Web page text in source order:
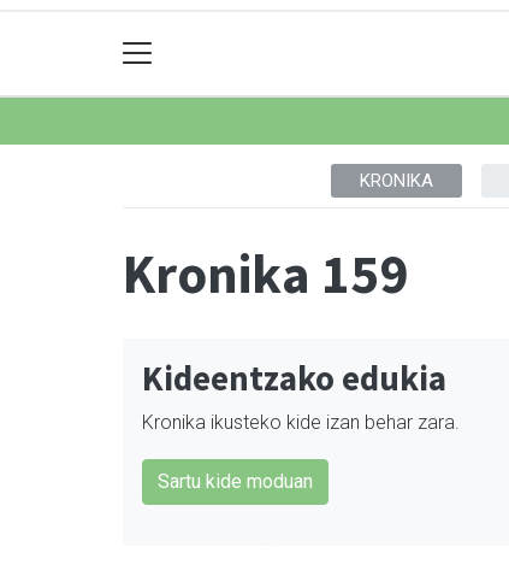
KRONIKA
Kronika 159
Kideentzako edukia
Kronika ikusteko kide izan behar zara.
Sartu kide moduan